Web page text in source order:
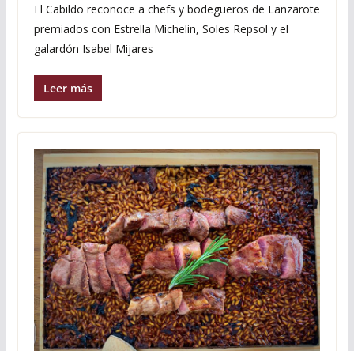
El Cabildo reconoce a chefs y bodegueros de Lanzarote
premiados con Estrella Michelin, Soles Repsol y el
galardón Isabel Mijares
Leer más